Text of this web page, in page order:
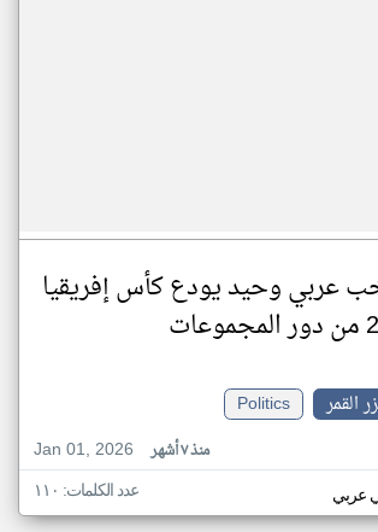
عربي وحيد يودع كأس إفريقيا
القمر
Politics
Jan 01, 2026
منذ ٧ أشهر
عربي عدد الكلمات: ١١٠